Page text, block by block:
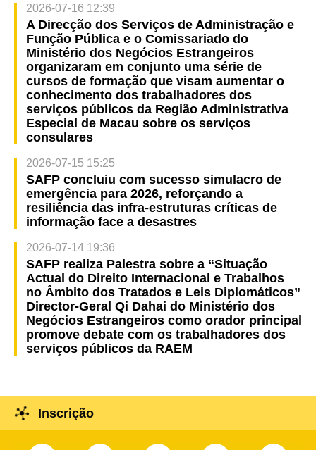
2026-07-16 12:39
A Direcção dos Serviços de Administração e
Função Pública e o Comissariado do
Ministério dos Negócios Estrangeiros
organizaram em conjunto uma série de
cursos de formação que visam aumentar o
conhecimento dos trabalhadores dos
serviços públicos da Região Administrativa
Especial de Macau sobre os serviços
consulares
2026-07-15 15:25
SAFP concluiu com sucesso simulacro de
emergência para 2026, reforçando a
resiliência das infra-estruturas críticas de
informação face a desastres
2026-07-14 19:36
SAFP realiza Palestra sobre a “Situação
Actual do Direito Internacional e Trabalhos
no Âmbito dos Tratados e Leis Diplomáticos”
Director-Geral Qi Dahai do Ministério dos
Negócios Estrangeiros como orador principal
promove debate com os trabalhadores dos
serviços públicos da RAEM
Inscrição